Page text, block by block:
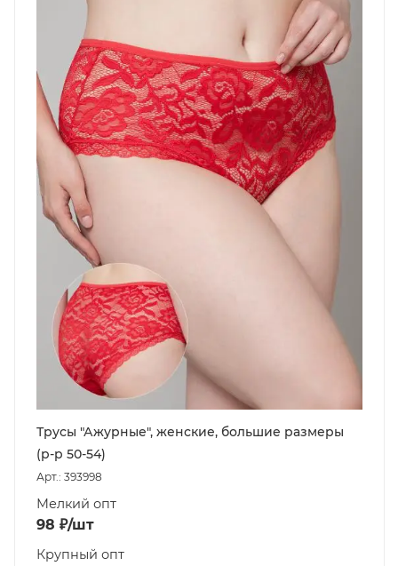
Трусы "Ажурные", женские, большие размеры
(р-р 50-54)
Арт.: 393998
Мелкий опт
98 ₽/шт
Крупный опт